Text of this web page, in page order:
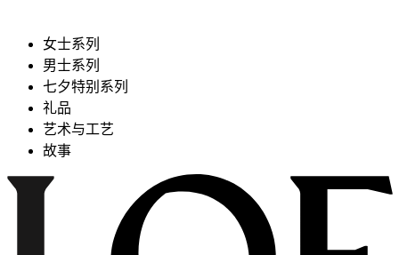
女士系列
男士系列
七夕特别系列
礼品
艺术与工艺
故事